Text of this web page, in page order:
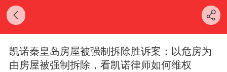
凯诺秦皇岛房屋被强制拆除胜诉案：以危房为
由房屋被强制拆除，看凯诺律师如何维权